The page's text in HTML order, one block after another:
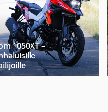
1050XT –